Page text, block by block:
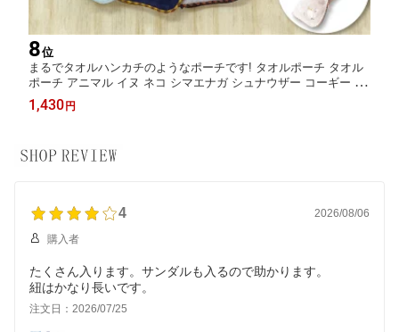
8位
まるでタオルハンカチのようなポーチです! タオルポーチ タオル
ポーチ アニマル イヌ ネコ シマエナガ シュナウザー コーギー イ
ニシャル A S M K 入園 入学 小学校 プレゼント ホワイトデー 傘
入れ ペットボトルケース
1,430 円
4 2026/08/06
購入者
たくさん入ります。サンダルも入るので助かります。
紐はかなり長いです。
注文日：2026/07/25